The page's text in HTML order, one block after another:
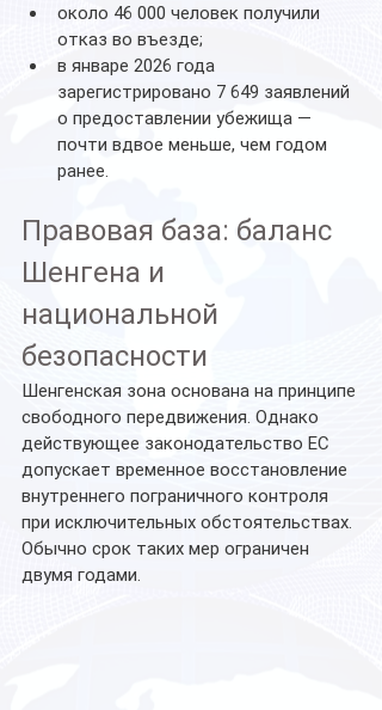
около 46 000 человек получили
отказ во въезде;
в январе 2026 года
зарегистрировано 7 649 заявлений
о предоставлении убежища —
почти вдвое меньше, чем годом
ранее.
Правовая база: баланс
Шенгена и
национальной
безопасности
Шенгенская зона основана на принципе
свободного передвижения. Однако
действующее законодательство ЕС
допускает временное восстановление
внутреннего пограничного контроля
при исключительных обстоятельствах.
Обычно срок таких мер ограничен
двумя годами.